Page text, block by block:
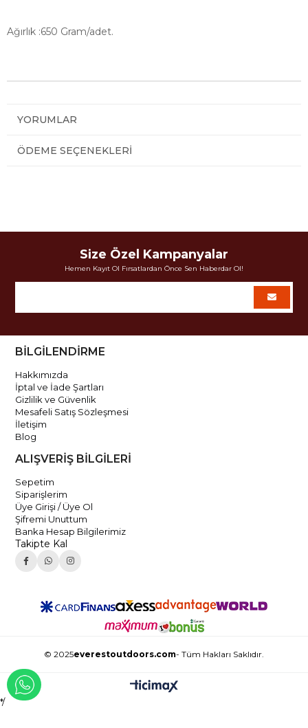
Ağırlık :650 Gram/adet.
YORUMLAR
ÖDEME SEÇENEKLERI
Size Özel Kampanyalar
Hemen Kayıt Ol Fırsatlardan Önce Sen Haberdar Ol!
BİLGİLENDİRME
Hakkımızda
İptal ve İade Şartları
Gizlilik ve Güvenlik
Mesafeli Satış Sözleşmesi
İletişim
Blog
ALIŞVERİŞ BİLGİLERİ
Sepetim
Siparişlerim
Üye Girişi / Üye Ol
Şifremi Unuttum
Banka Hesap Bilgilerimiz
Takipte Kal
© 2025everestoutdoors.com- Tüm Hakları Saklıdır.
*/
WHATSAPP İLE İLETİŞİME GEÇ